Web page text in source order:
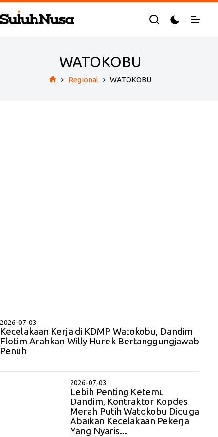
Skip
to
content
WATOKOBU
Regional WATOKOBU
2026-07-03
Kecelakaan Kerja di KDMP Watokobu, Dandim
Flotim Arahkan Willy Hurek Bertanggungjawab
Penuh
2026-07-03
Lebih Penting Ketemu
Dandim, Kontraktor Kopdes
Merah Putih Watokobu Diduga
Abaikan Kecelakaan Pekerja
Yang Nyaris...